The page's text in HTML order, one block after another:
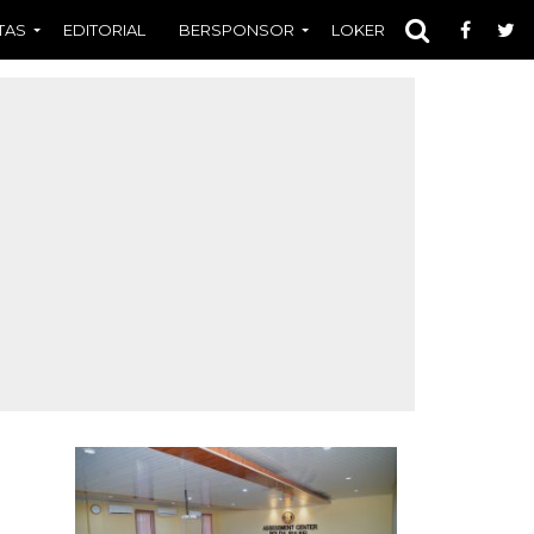
EDITORIAL BERSPONSOR LOKER OPINI